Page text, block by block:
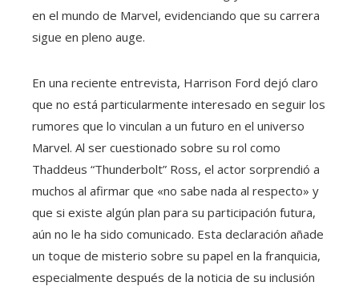
en el mundo de Marvel, evidenciando que su carrera
sigue en pleno auge.
En una reciente entrevista, Harrison Ford dejó claro
que no está particularmente interesado en seguir los
rumores que lo vinculan a un futuro en el universo
Marvel. Al ser cuestionado sobre su rol como
Thaddeus “Thunderbolt” Ross, el actor sorprendió a
muchos al afirmar que «no sabe nada al respecto» y
que si existe algún plan para su participación futura,
aún no le ha sido comunicado. Esta declaración añade
un toque de misterio sobre su papel en la franquicia,
especialmente después de la noticia de su inclusión